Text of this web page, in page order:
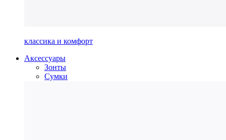
классика и комфорт
Аксессуары
Зонты
Сумки